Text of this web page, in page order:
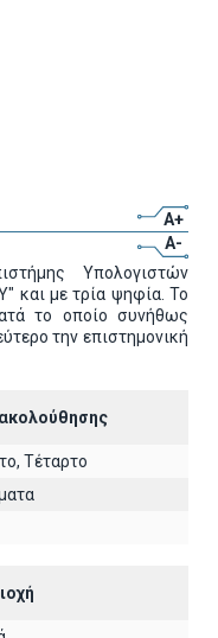
A+
A-
Υπολογιστών
και με τρία ψηφία. Το
το οποίο συνήθως
την επιστημονική
Τέταρτο